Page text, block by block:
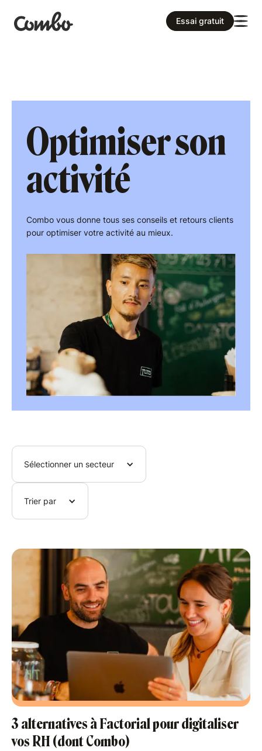
Essai gratuit
Optimiser son
activité
Combo vous donne tous ses conseils et retours clients
pour optimiser votre activité au mieux.
Sélectionner un secteur
Trier par
3 alternatives à Factorial pour digitaliser
vos RH (dont Combo)